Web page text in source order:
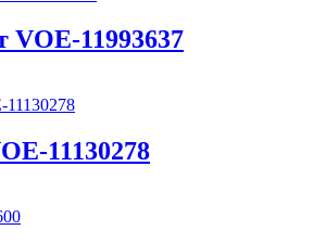
VOE-11993637
11130278